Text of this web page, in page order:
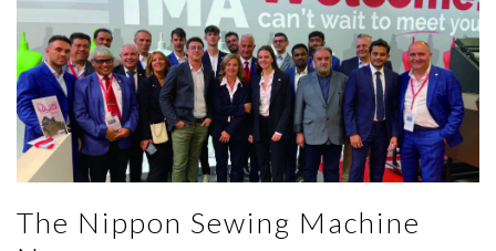
The Nippon Sewing Machine